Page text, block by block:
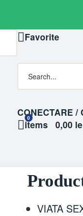
Favorite
CONECTARE /
0
items 0,00
VIATA